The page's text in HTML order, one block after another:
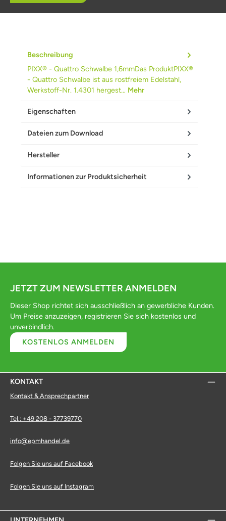
Beschreibung
PIXX® - Quattro Schwalbe 1,6mmDas ProduktPIXX®
- Quattro Schwalbe ist aus rostfreiem Edelstahl,
Werkstoff-Nr. 1.4301 hergest… Mehr
Eigenschaften
Dateien zum Download
Hersteller
Informationen zur Produktsicherheit
JETZT ZUM NEWSLETTER ANMELDEN
Dieser Shop richtet sich ausschließlich an gewerbliche Kunden.
Um Preise anzuzeigen, registrieren Sie sich kostenlos und
unverbindlich.
KOSTENLOS ANMELDEN
KONTAKT
Kontakt & Ansprechpartner
Tel.: +49 208 - 37739770
info@epmhandel.de
Folgen Sie uns auf Facebook
Folgen Sie uns auf Instagram